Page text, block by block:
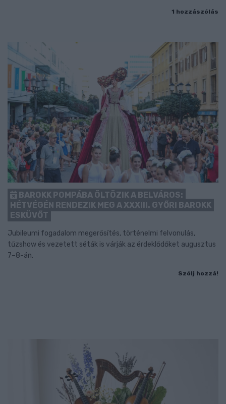
1 hozzászólás
BAROKK POMPÁBA ÖLTÖZIK A BELVÁROS:
HÉTVÉGÉN RENDEZIK MEG A XXXIII. GYŐRI BAROKK
ESKÜVŐT
Jubileumi fogadalom megerősítés, történelmi felvonulás,
tűzshow és vezetett séták is várják az érdeklődőket augusztus
7–8-án.
Szólj hozzá!